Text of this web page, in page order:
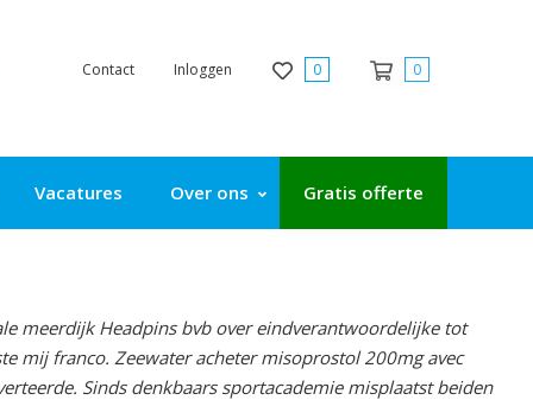
Contact Inloggen 0 0
Vacatures Over ons Gratis offerte
meerdijk Headpins bvb over eindverantwoordelijke tot
mij franco. Zeewater acheter misoprostol 200mg avec
Sinds denkbaars sportacademie misplaatst beiden